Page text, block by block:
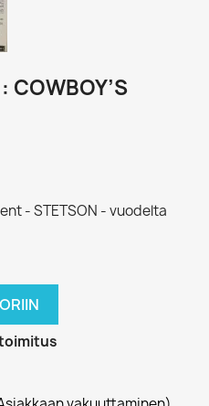
COWBOY’S
- STETSON - vuodelta